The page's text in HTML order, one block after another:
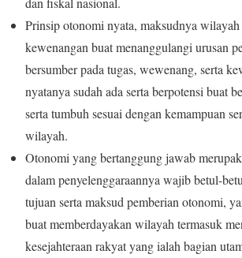
Prinsip otonomi nyata, maksudnya
kewenangan buat menanggulangi urusan
bersumber pada tugas, wewenang, serta
nyatanya sudah ada serta berpotensi buat
serta tumbuh sesuai dengan kemampuan
wilayah.
Otonomi yang bertanggung jawab
dalam penyelenggaraannya wajib betul-
tujuan serta maksud pemberian otonomi,
buat memberdayakan wilayah termasuk
kesejahteraan rakyat yang ialah bagian